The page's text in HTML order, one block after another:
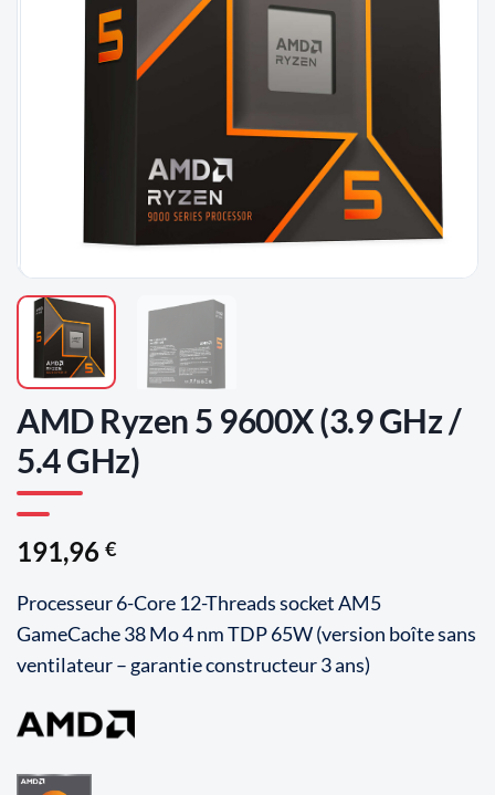
AMD Ryzen 5 9600X (3.9 GHz /
5.4 GHz)
191,96 €
Processeur 6-Core 12-Threads socket AM5
GameCache 38 Mo 4 nm TDP 65W (version boîte sans
ventilateur – garantie constructeur 3 ans)